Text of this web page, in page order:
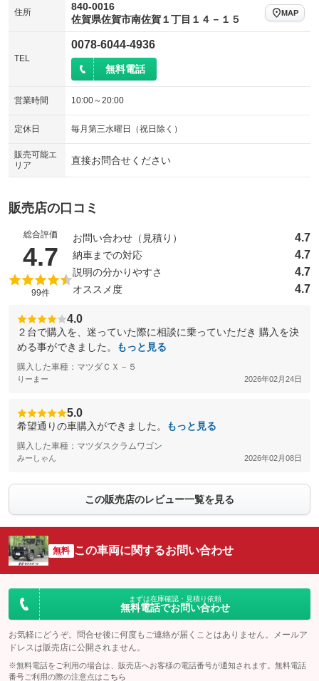
住所
840-0016
佐賀県佐賀市南佐賀１丁目１４－１５
MAP
TEL
0078-6044-4936
無料電話
営業時間 10:00～20:00
定休日 毎月第三水曜日（祝日除く）
販売可能エ
リア
直接お問合せください
販売店の口コミ
総合評価
4.7 （5点満点中）
99件
お問い合わせ（見積り） 4.7
納車までの対応 4.7
説明の分かりやすさ 4.7
オススメ度 4.7
4.0
２台で購入を、迷っていた際に相談に乗っていただき 購入を決
める事ができました。
もっと見る
購入した車種：マツダＣＸ－５
りーまー 2026年02月24日
5.0
希望通りの車購入ができました。 もっと見る
購入した車種：マツダスクラムワゴン
みーしゃん 2026年02月08日
この販売店のレビュー一覧を見る
無料 この車両に関するお問い合わせ
まずは在庫確認・見積り依頼
無料電話でお問い合わせ
お気軽にどうぞ。問合せ後に何度もご連絡が届くことはありません。メールア
ドレスは販売店に公開されません。
※無料電話をご利用の場合は、販売店へお客様の電話番号が通知されます。無料電話
番号ご利用の際の注意点は こちら